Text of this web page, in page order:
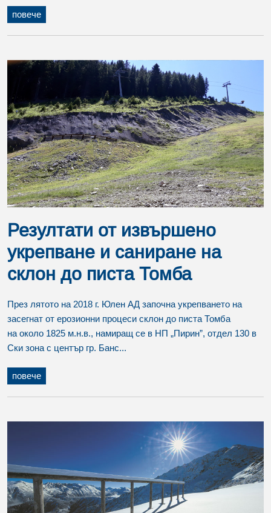
повече
Резултати от извършено
укрепване и саниране на
склон до писта Томба
През лятото на 2018 г. Юлен АД започна укрепването на
засегнат от ерозионни процеси склон до писта Томба
на около 1825 м.н.в., намиращ се в НП „Пирин”, отдел 130 в
Ски зона с център гр. Банс...
повече